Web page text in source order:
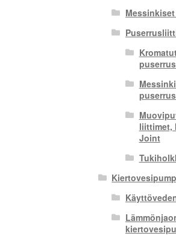
liittimet,
Joint